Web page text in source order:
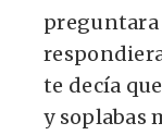
preguntara
te decía
y soplabas